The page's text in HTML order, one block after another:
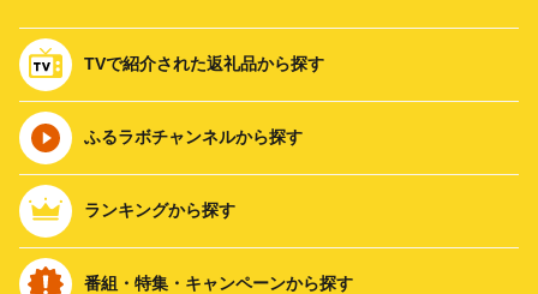
TVで紹介された返礼品から探す
ふるラボチャンネルから探す
ランキングから探す
番組・特集・キャンペーンから探す